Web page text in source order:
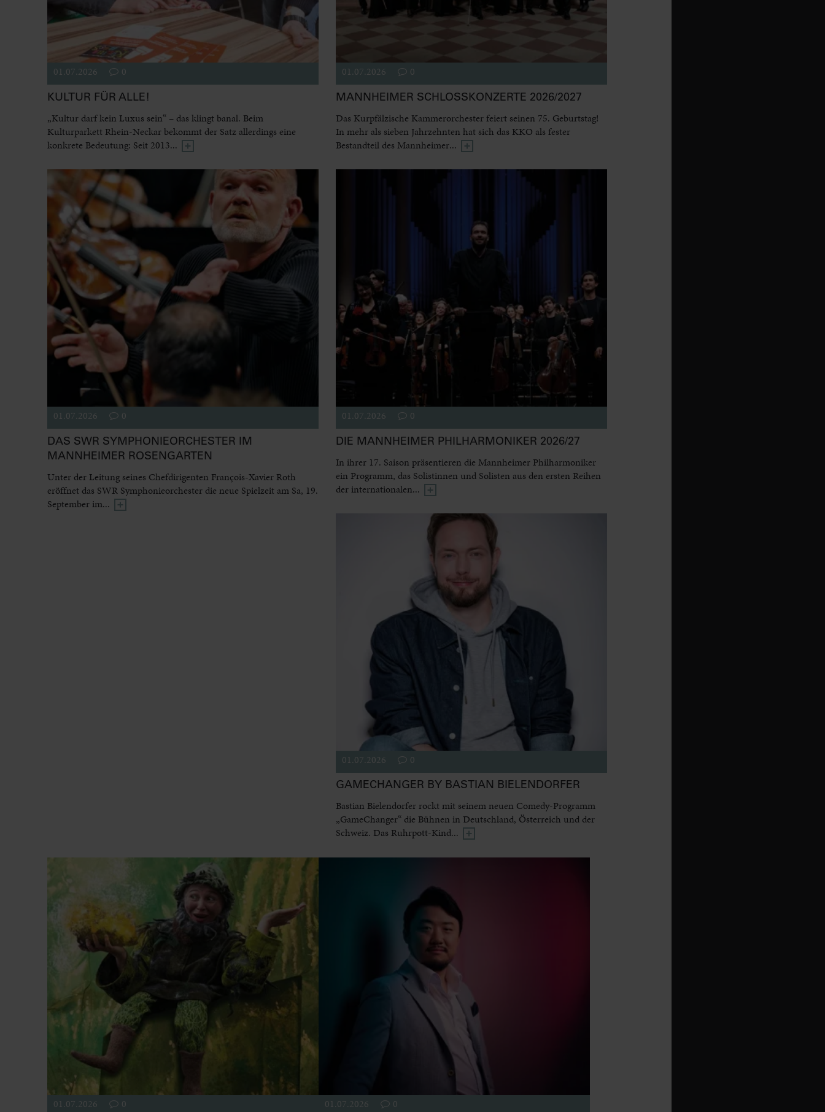
01.07.2026 0
KULTUR FÜR ALLE!
„Kultur darf kein Luxus sein“ – das klingt banal. Beim
Kulturparkett Rhein-Neckar bekommt der Satz allerdings eine
konkrete Bedeutung: Seit 2013...
01.07.2026 0
MANNHEIMER SCHLOSSKONZERTE 2026/2027
Das Kurpfälzische Kammerorchester feiert seinen 75. Geburtstag!
In mehr als sieben Jahrzehnten hat sich das KKO als fester
Bestandteil des Mannheimer...
01.07.2026 0
DAS SWR SYMPHONIEORCHESTER IM
MANNHEIMER ROSENGARTEN
Unter der Leitung seines Chefdirigenten François-Xavier Roth
eröffnet das SWR Symphonieorchester die neue Spielzeit am Sa, 19.
September im...
01.07.2026 0
DIE MANNHEIMER PHILHARMONIKER 2026/27
In ihrer 17. Saison präsentieren die Mannheimer Philharmoniker
ein Programm, das Solistinnen und Solisten aus den ersten Reihen
der internationalen...
01.07.2026 0
GAMECHANGER BY BASTIAN BIELENDORFER
Bastian Bielendorfer rockt mit seinem neuen Comedy-Programm
„GameChanger“ die Bühnen in Deutschland, Österreich und der
Schweiz. Das Ruhrpott-Kind...
01.07.2026 0 01.07.2026 0